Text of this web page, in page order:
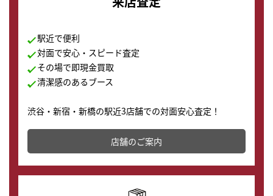
駅近で便利
対面で安心・スピード査定
その場で即現金買取
清潔感のあるブース
渋谷・新宿・新橋の駅近3店舗での対面安心査定！
その場で現金買取致します。渋谷本店では、時計販売の
店舗を併設しており、下取りに出してお得に新しい時計
の購入もできます♪
店舗のご案内